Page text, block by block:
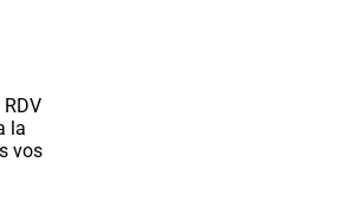
la
vos